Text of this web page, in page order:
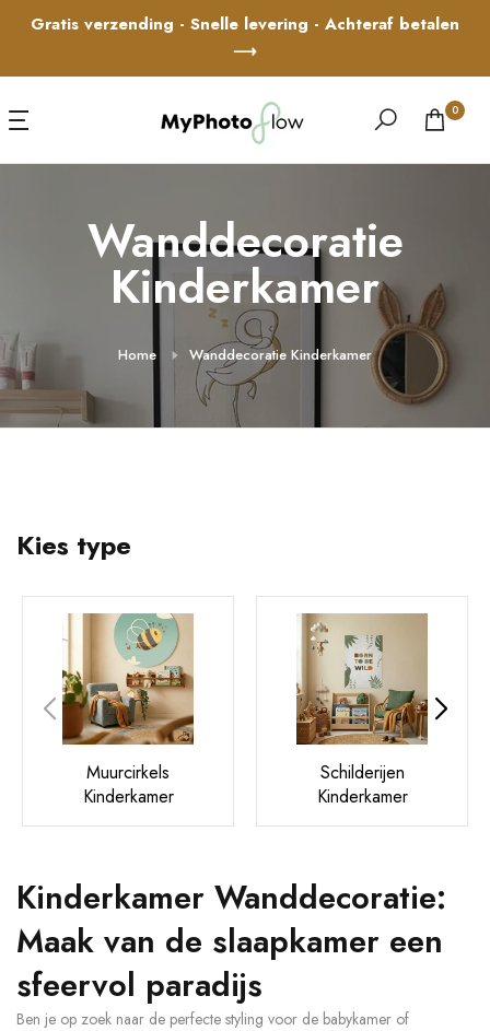
Ga
inhoud
Gratis verzending - Snelle levering - Achteraf betalen
⟶
0
Wanddecoratie
Kinderkamer
Home Wanddecoratie Kinderkamer
Kies type
Muurcirkels
Kinderkamer
Schilderijen
Kinderkamer
Kinderkamer Wanddecoratie:
Maak van de slaapkamer een
sfeervol paradijs
Ben je op zoek naar de perfecte styling voor de babykamer of